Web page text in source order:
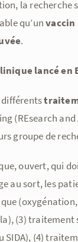
la
qu’unvaccin
.
lancé en
différents
(REsearch
groupe de
ouvert, qui
au sort, les
(3) traitement
(4)